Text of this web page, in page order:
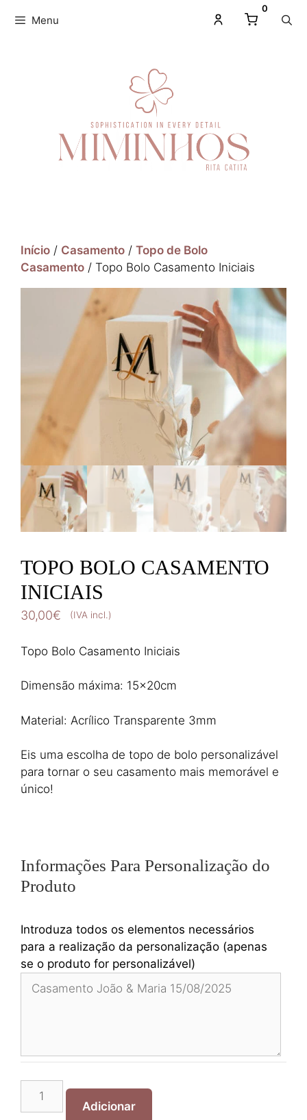
0
Menu
Início / Casamento / Topo de Bolo
Casamento / Topo Bolo Casamento Iniciais
TOPO BOLO CASAMENTO
INICIAIS
30,00€ (IVA incl.)
Topo Bolo Casamento Iniciais
Dimensão máxima: 15x20cm
Material: Acrílico Transparente 3mm
Eis uma escolha de topo de bolo personalizável
para tornar o seu casamento mais memorável e
único!
Informações Para Personalização do
Produto
Introduza todos os elementos necessários
para a realização da personalização (apenas
se o produto for personalizável)
Quantidade
Adicionar